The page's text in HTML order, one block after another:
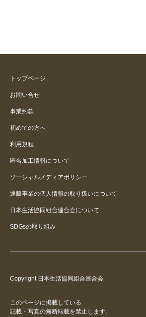
トップページ
お問い合せ
事業約款
初めての方へ
利用規程
匿名加工情報について
ソーシャルメディアポリシー
通販事業の個人情報の取り扱いについて
日本生活協同組合連合会について
SDGsの取り組み
Copyright 日本生活協同組合連合会
このページに掲載している
記載・写真の無断転載を禁止します。